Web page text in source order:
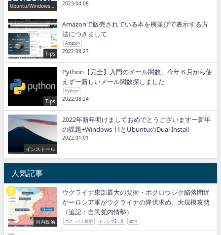
Ubuntu/Windows/P
ython/IT
2023.04.08
Tips
Amazonで販売されている本を横並びで表示する方
法につきまして
Amazon
2022.08.27
Tips
Python【完全】入門のメール関数、今年６月から使
えずー新しいメール関数探しました
Python
2022.08.24
インストール
2022年新年明けましておめでとうございますー新年
の課題+Windows 11とUbuntuのDual Install
2022.01.01
人気記事
国内政治
ウクライナ東部最大の要衝・ポクロウシク陥落間近
かーロシア軍がウクライナの降伏求め、大規模攻勢
（追記：自民党内情勢）
ウクライナ情勢 トランプ2．0 政治